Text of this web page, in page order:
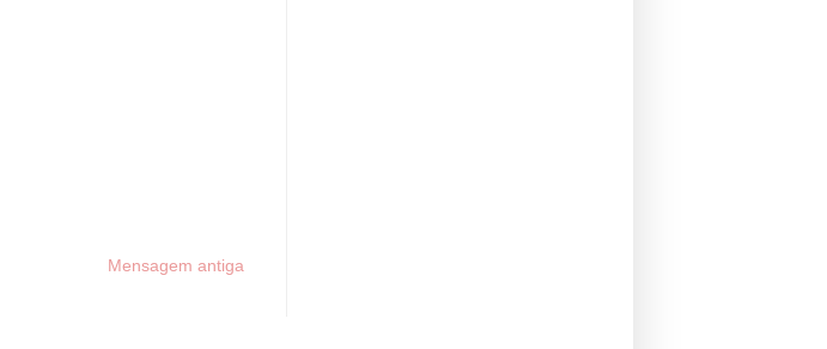
Mensagem antiga